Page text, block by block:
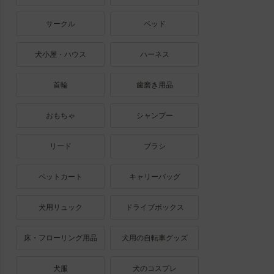
サークル ベッド
犬小屋・ハウス ハーネス
首輪 歯磨き用品
おもちゃ シャンプー
リード ブラシ
ペットカート キャリーバッグ
犬用リュック ドライブボックス
床・フローリング用品 犬用の自転車グッズ
犬服 犬のコスプレ